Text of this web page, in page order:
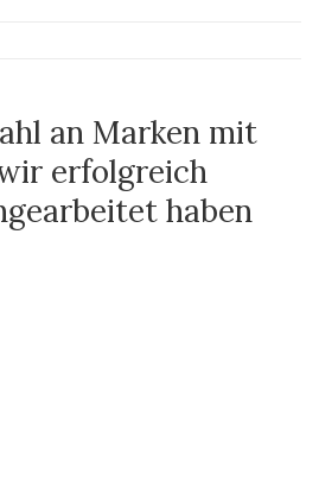
an Marken mit
erfolgreich
haben